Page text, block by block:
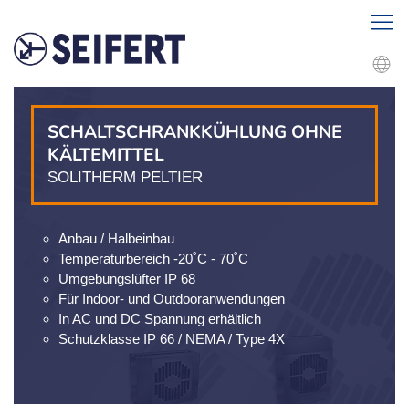
SCHALTSCHRANKKÜHLUNG OHNE
KÄLTEMITTEL
SOLITHERM PELTIER
Anbau / Halbeinbau
Temperaturbereich -20˚C - 70˚C
Umgebungslüfter IP 68
Für Indoor- und Outdooranwendungen
In AC und DC Spannung erhältlich
Schutzklasse IP 66 / NEMA / Type 4X